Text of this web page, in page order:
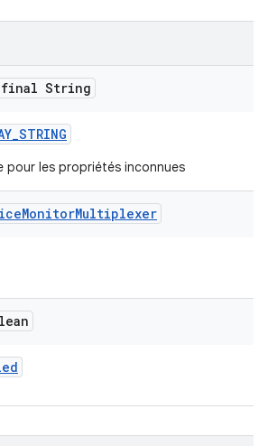
String
_STRING
pour les propriétés inconnues
MonitorMultiplexer